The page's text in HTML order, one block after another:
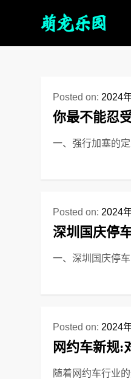
Posted on: 2024
你最不能忍
一、强行加塞的
Posted on: 2024
深圳国庆停
一、深圳国庆停
Posted on: 2024
网约车新规:
随着网约车行业